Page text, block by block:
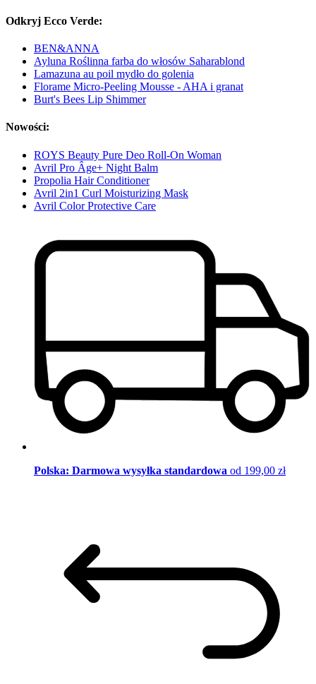
Odkryj Ecco Verde:
BEN&ANNA
Ayluna Roślinna farba do włosów Saharablond
Lamazuna au poil mydło do golenia
Florame Micro-Peeling Mousse - AHA i granat
Burt's Bees Lip Shimmer
Nowości:
ROYS Beauty Pure Deo Roll-On Woman
Avril Pro Âge+ Night Balm
Propolia Hair Conditioner
Avril 2in1 Curl Moisturizing Mask
Avril Color Protective Care
Polska: Darmowa wysyłka standardowa od 199,00 zł